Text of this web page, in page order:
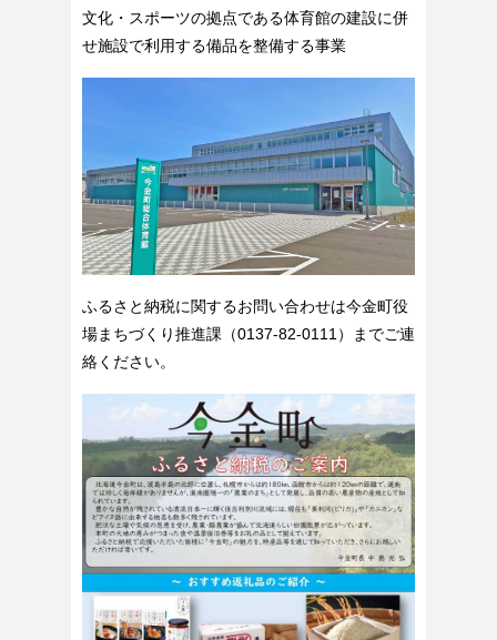
文化・スポーツの拠点である体育館の建設に併
せ施設で利用する備品を整備する事業
ふるさと納税に関するお問い合わせは今金町役
場まちづくり推進課（0137-82-0111）までご連
絡ください。